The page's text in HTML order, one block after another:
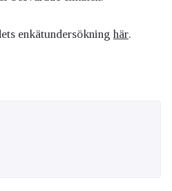
enkätundersökning här.